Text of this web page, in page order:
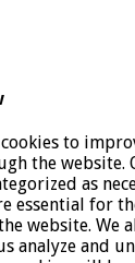
to
the website.
as
essential for
website. We
analyze and